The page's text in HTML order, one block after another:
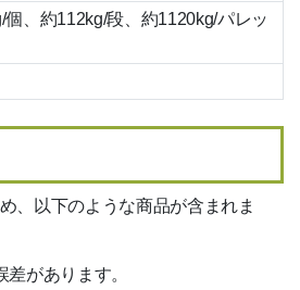
個、約112kg/段、約1120kg/パレッ
、以下のような商品が含まれま
があります。